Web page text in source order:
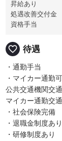
昇給あり
処遇改善交付金
資格手当
favorite_border 待遇
・通勤手当
・マイカー通勤
公共交通機関交
マイカー通勤交
・社会保険完備
・退職金制度あり
・研修制度あり